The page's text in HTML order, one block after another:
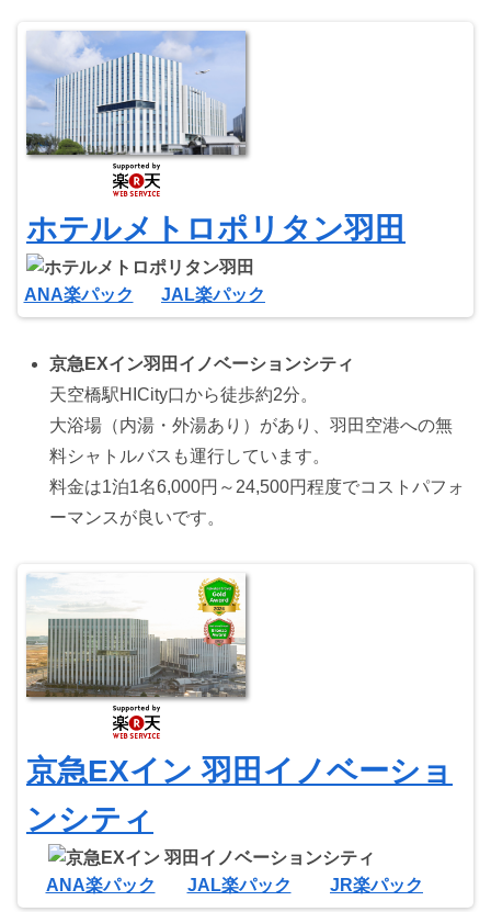
ホテルメトロポリタン羽田
ANA楽パック JAL楽パック
京急EXイン羽田イノベーションシティ
天空橋駅HICity口から徒歩約2分。
大浴場（内湯・外湯あり）があり、羽田空港への無
料シャトルバスも運行しています。
料金は1泊1名6,000円～24,500円程度でコストパフォ
ーマンスが良いです。
京急EXイン 羽田イノベーショ
ンシティ
ANA楽パック JAL楽パック JR楽パック